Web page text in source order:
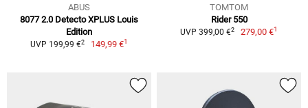
ABUS
8077 2.0 Detecto XPLUS Louis
Edition
UVP 199,99 €2 149,99 €1
TOMTOM
Rider 550
UVP 399,00 €2 279,00 €1